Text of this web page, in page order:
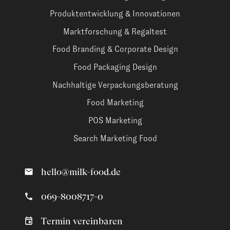
Produktentwicklung & Innovationen
Marktforschung & Regaltest
Food Branding & Corporate Design
Food Packaging Design
Nachhaltige Verpackungsberatung
Food Marketing
POS Marketing
Search Marketing Food
hello@milk-food.de
069-8008717-0
Termin vereinbaren